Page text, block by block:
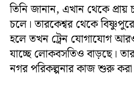
তিনি জানান, এখান থেকে
চলে। তারকেশ্বর থেকে
হলে তখন ট্রেন যোগাযোগ
যাচ্ছে লোকবসতিও বাড়ছে।
নগর পরিকল্পনার কাজ শুরু করা